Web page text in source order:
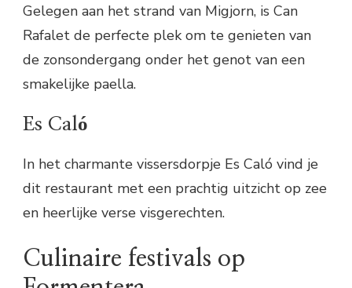
Gelegen aan het strand van Migjorn, is Can
Rafalet de perfecte plek om te genieten van
de zonsondergang onder het genot van een
smakelijke paella.
Es Caló
In het charmante vissersdorpje Es Caló vind je
dit restaurant met een prachtig uitzicht op zee
en heerlijke verse visgerechten.
Culinaire festivals op